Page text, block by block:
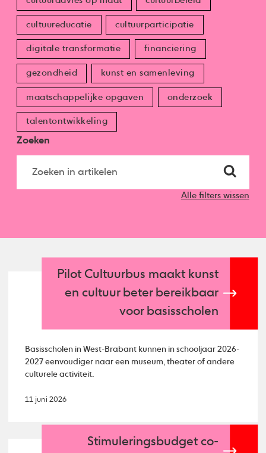
cultuureducatie cultuurparticipatie
digitale transformatie financiering
gezondheid kunst en samenleving
maatschappelijke opgaven onderzoek
talentontwikkeling
Zoeken
Alle filters wissen
Pilot Cultuurbus maakt kunst
en cultuur beter bereikbaar
voor basisscholen
Basisscholen in West-Brabant kunnen in schooljaar 2026-
2027 eenvoudiger naar een museum, theater of andere
culturele activiteit.
11 juni 2026
Stimuleringsbudget co-